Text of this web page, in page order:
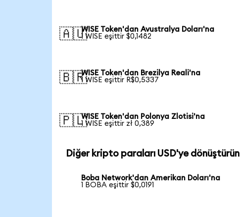
🇦🇺WISE Token'dan Avustralya Doları'na
1 WISE eşittir $0,1482
🇧🇷WISE Token'dan Brezilya Reali'na
1 WISE eşittir R$0,5337
🇵🇱WISE Token'dan Polonya Zlotisi'na
1 WISE eşittir zł 0,389
Diğer kripto paraları USD'ye dönüştürün
Boba Network'dan Amerikan Doları'na
1 BOBA eşittir $0,0191